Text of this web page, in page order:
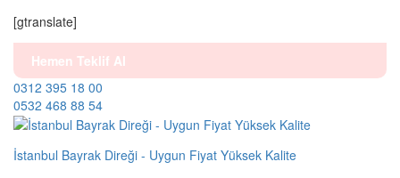
[gtranslate]
Hemen Teklif Al
0312 395 18 00
0532 468 88 54
İstanbul Bayrak Direği - Uygun Fiyat Yüksek Kalite